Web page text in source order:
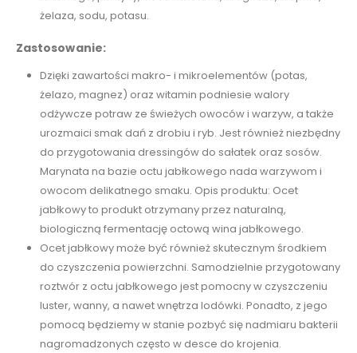
żelaza, sodu, potasu.
Zastosowanie:
Dzięki zawartości makro- i mikroelementów (potas,
żelazo, magnez) oraz witamin podniesie walory
odżywcze potraw ze świeżych owoców i warzyw, a także
urozmaici smak dań z drobiu i ryb. Jest również niezbędny
do przygotowania dressingów do sałatek oraz sosów.
Marynata na bazie octu jabłkowego nada warzywom i
owocom delikatnego smaku. Opis produktu: Ocet
jabłkowy to produkt otrzymany przez naturalną,
biologiczną fermentację octową wina jabłkowego.
Ocet jabłkowy może być również skutecznym środkiem
do czyszczenia powierzchni. Samodzielnie przygotowany
roztwór z octu jabłkowego jest pomocny w czyszczeniu
luster, wanny, a nawet wnętrza lodówki. Ponadto, z jego
pomocą będziemy w stanie pozbyć się nadmiaru bakterii
nagromadzonych często w desce do krojenia.